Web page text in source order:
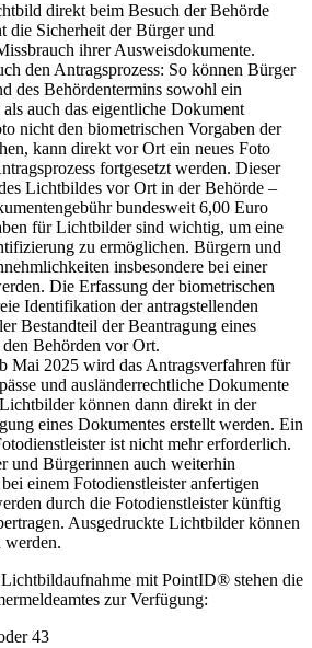
direkt beim Besuch der Behörde
die Sicherheit der Bürger und
ihrer Ausweisdokumente.
den Antragsprozess: So können Bürger
des Behördentermins sowohl ein
auch das eigentliche Dokument
nicht den biometrischen Vorgaben der
kann direkt vor Ort ein neues Foto
fortgesetzt werden. Dieser
Lichtbildes vor Ort in der Behörde –
bundesweit 6,00 Euro
für Lichtbilder sind wichtig, um eine
zu ermöglichen. Bürgern und
insbesondere bei einer
Die Erfassung der biometrischen
Identifikation der antragstellenden
Bestandteil der Beantragung eines
Behörden vor Ort.
Mai 2025 wird das Antragsverfahren für
und ausländerrechtliche Dokumente
können dann direkt in der
eines Dokumentes erstellt werden. Ein
ist nicht mehr erforderlich.
und Bürgerinnen auch weiterhin
einem Fotodienstleister anfertigen
durch die Fotodienstleister künftig
Ausgedruckte Lichtbilder können
werden.
mit PointID® stehen die
zur Verfügung:
43